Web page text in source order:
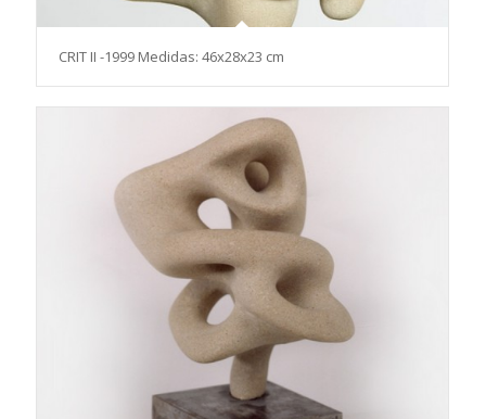
CRIT II -1999 Medidas: 46x28x23 cm